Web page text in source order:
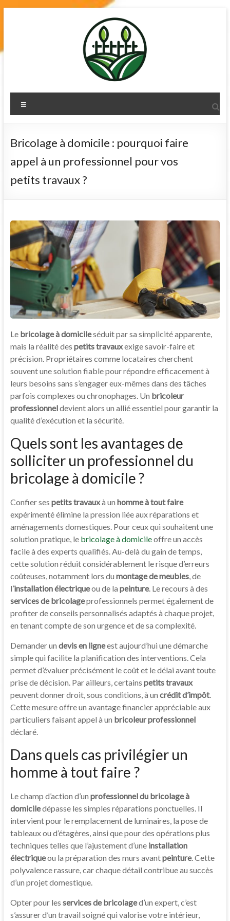
terre-de-
diatomee.net
Bricolage à domicile : pourquoi faire
appel à un professionnel pour vos
petits travaux ?
Le bricolage à domicileséduit par sa simplicité apparente,
mais la réalité des petits travauxexige savoir-faire et
précision. Propriétaires comme locataires cherchent
souvent une solution fiable pour répondre efficacement à
leurs besoins sans s’engager eux-mêmes dans des tâches
parfois complexes ou chronophages. Un bricoleur
professionneldevient alors un allié essentiel pour garantir la
qualité d’exécution et la sécurité.
Quels sont les avantages de
solliciter un professionnel du
bricolage à domicile ?
Confier ses petits travauxà un homme à tout faire
expérimenté élimine la pression liée aux réparations et
aménagements domestiques. Pour ceux qui souhaitent une
solution pratique, le bricolage à domicileoffre un accès
facile à des experts qualifiés. Au-delà du gain de temps,
cette solution réduit considérablement le risque d’erreurs
coûteuses, notamment lors du montage de meubles, de
l’installation électriqueou de la peinture. Le recours à des
services de bricolageprofessionnels permet également de
profiter de conseils personnalisés adaptés à chaque projet,
en tenant compte de son urgence et de sa complexité.
Demander un devis en ligneest aujourd’hui une démarche
simple qui facilite la planification des interventions. Cela
permet d’évaluer précisément le coût et le délai avant toute
prise de décision. Par ailleurs, certains petits travaux
peuvent donner droit, sous conditions, à un crédit d’impôt.
Cette mesure offre un avantage financier appréciable aux
particuliers faisant appel à un bricoleur professionnel
déclaré.
Dans quels cas privilégier un
homme à tout faire ?
Le champ d’action d’un professionnel du bricolage à
domiciledépasse les simples réparations ponctuelles. Il
intervient pour le remplacement de luminaires, la pose de
tableaux ou d’étagères, ainsi que pour des opérations plus
techniques telles que l’ajustement d’une installation
électriqueou la préparation des murs avantpeinture. Cette
polyvalence rassure, car chaque détail contribue au succès
d’un projet domestique.
Opter pour les services de bricolaged’un expert, c’est
s’assurer d’un travail soigné qui valorise votre intérieur,